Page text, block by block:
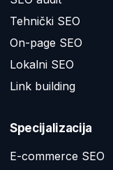
Tehnički SEO
On-page SEO
Lokalni SEO
Link building
Specijalizacija
E-commerce SEO